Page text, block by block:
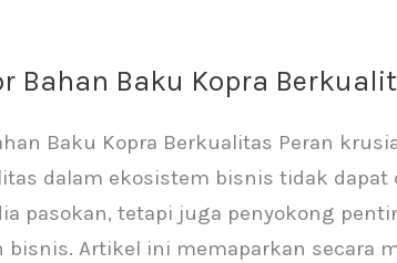
Bahan Baku Kopra
Baku Kopra Berkualitas Peran
dalam ekosistem bisnis tidak dapat
pasokan, tetapi juga penyokong
bisnis. Artikel ini memaparkan secara